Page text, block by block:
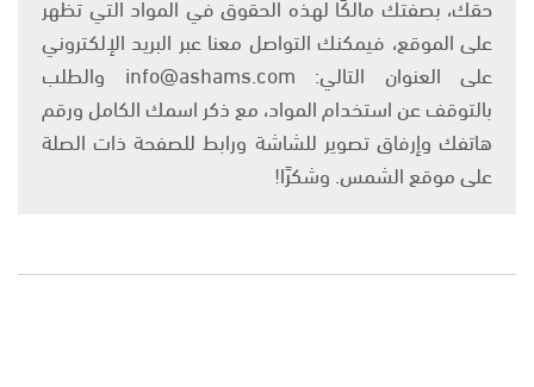
على الموقع، فيمكنك التواصل معنا عبر البريد الإلكتروني
على العنوان التالي: info@ashams.com والطلب
بالتوقف عن استخدام المواد، مع ذكر اسمك الكامل ورقم
هاتفك وإرفاق تصوير للشاشة ورابط للصفحة ذات الصلة
على موقع الشمس. وشكرًا!